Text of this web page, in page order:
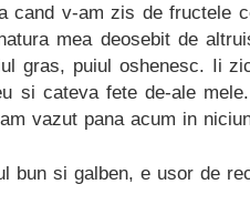
cand v-am zis de fructele
mea deosebit de
gras, puiul oshenesc. Ii
si cateva fete de-ale
vazut pana acum in
bun si galben, e usor de